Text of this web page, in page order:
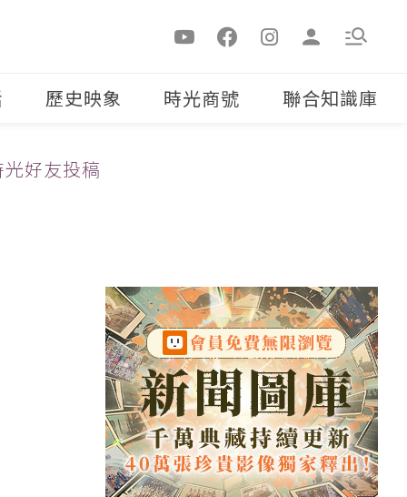
歷史映象 時光商號 聯合知識庫
光好友投稿